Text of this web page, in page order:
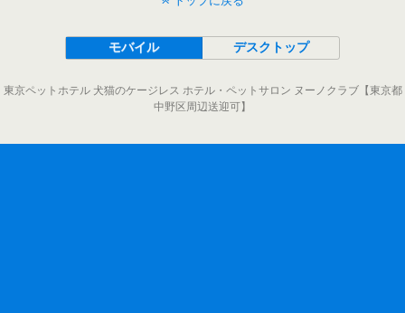
モバイル デスクトップ
東京ペットホテル 犬猫のケージレス ホテル・ペットサロン ヌーノクラブ【東京都
中野区周辺送迎可】